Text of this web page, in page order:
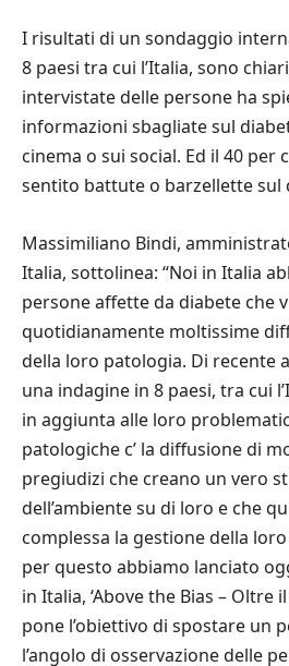
I risultati di un sondaggio
8 paesi tra cui l’Italia, sono
intervistate delle persone ha
informazioni sbagliate sul
cinema o sui social. Ed il 40 per
sentito battute o barzellette sul
Massimiliano Bindi,
Italia, sottolinea: “Noi in Italia
persone affette da diabete che
quotidianamente moltissime
della loro patologia. Di recente
una indagine in 8 paesi, tra cui
in aggiunta alle loro
patologiche c’ la diffusione di
pregiudizi che creano un vero
dell’ambiente su di loro e che
complessa la gestione della
per questo abbiamo lanciato
in Italia, ‘Above the Bias – Oltre
pone l’obiettivo di spostare un
l’angolo di osservazione delle